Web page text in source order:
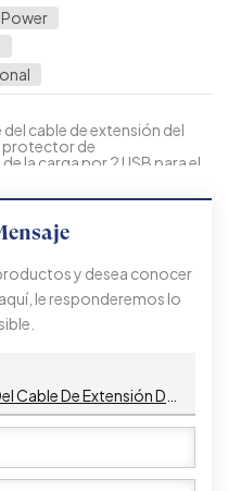
Power
cable de extensión del
protector de
la carga por 2 USB para el
y desea conocer
le responderemos lo